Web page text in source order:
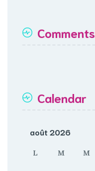
Comments
Calendar
août 2026
L M M